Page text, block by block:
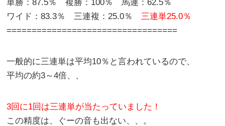
単勝：87.5％ 複勝：100％ 馬連：62.5％
ワイド：83.3％ 三連複：25.0％ 三連単25.0％
==================================
一般的に三連単は平均10％と言われているので、
平均の約3～4倍、、
3回に1回は三連単が当たっていました！
この精度は、ぐーの音も出ない、、。